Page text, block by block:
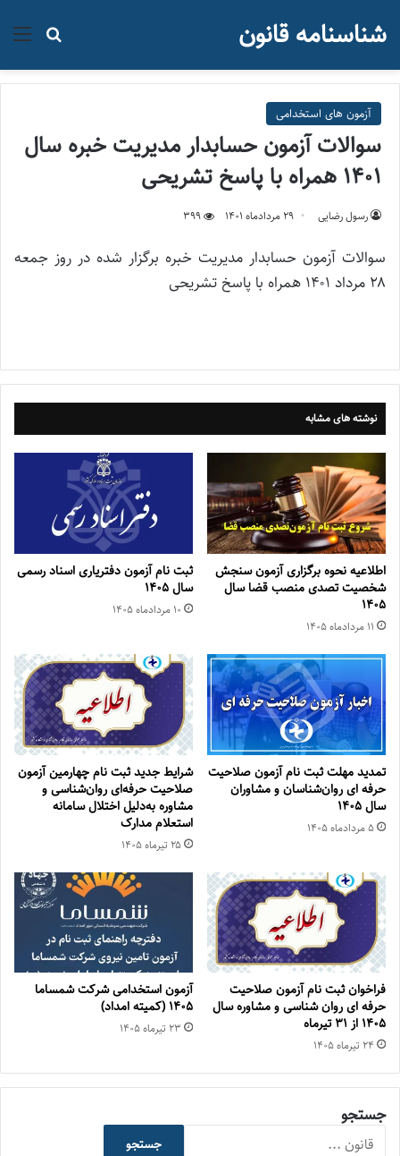
جستجو شناسنامه قانون
آزمون های استخدامی
سوالات آزمون حسابدار مدیریت خبره سال
۱۴۰۱ همراه با پاسخ تشریحی
رسول رضایی ۲۹ مرداد‌ماه ۱۴۰۱ 399
سوالات آزمون حسابدار مدیریت خبره برگزار شده در روز جمعه
۲۸ مرداد ۱۴۰۱ همراه با پاسخ تشریحی
نوشته های مشابه
اطلاعیه نحوه برگزاری آزمون سنجش
شخصیت تصدی منصب قضا سال
۱۴۰۵
۱۱ مرداد‌ماه ۱۴۰۵
ثبت نام آزمون دفتریاری اسناد رسمی
سال ۱۴۰۵
۱۰ مرداد‌ماه ۱۴۰۵
تمدید مهلت ثبت نام آزمون صلاحیت
حرفه ای روان‌شناسان و مشاوران
سال ۱۴۰۵
۵ مرداد‌ماه ۱۴۰۵
شرایط جدید ثبت نام چهارمین آزمون
صلاحیت حرفه‌ای روان‌شناسی و
مشاوره به‌دلیل اختلال سامانه
استعلام مدارک
۲۵ تیر‌ماه ۱۴۰۵
فراخوان ثبت نام آزمون صلاحیت
حرفه ای روان شناسی و مشاوره سال
۱۴۰۵ از ۳۱ تیرماه
۲۴ تیر‌ماه ۱۴۰۵
آزمون استخدامی شرکت شمساما
۱۴۰۵ (کمیته امداد)
۲۳ تیر‌ماه ۱۴۰۵
جستجو
جستجو